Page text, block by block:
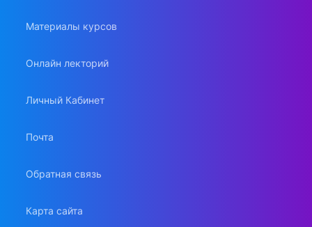
Материалы курсов
Онлайн лекторий
Личный Кабинет
Почта
Обратная связь
Карта сайта